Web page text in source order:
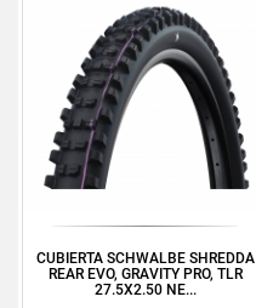
CUBIERTA SCHWALBE SHREDDA
REAR EVO, GRAVITY PRO, TLR
27.5X2.50 NE...